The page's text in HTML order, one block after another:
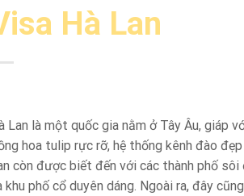
Hà Lan
Lan là một quốc gia nằm ở Tây Âu, giáp
hoa tulip rực rỡ, hệ thống kênh đào
còn được biết đến với các thành phố
khu phố cổ duyên dáng. Ngoài ra, đây